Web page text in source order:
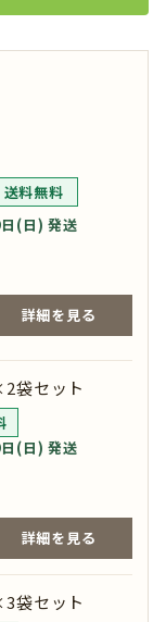
送料無料
(日) 発送
詳細を見る
袋セット
(日) 発送
詳細を見る
袋セット